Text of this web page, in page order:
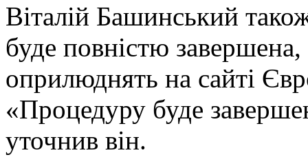
Віталій Башинський
буде повністю завершена,
оприлюднять на сайті
«Процедуру буде
уточнив він.